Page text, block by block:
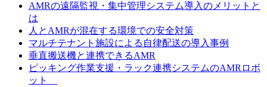
AMRの遠隔監視・集中管理システム導入のメリットと
は
人とAMRが混在する環境での安全対策
マルチテナント施設による自律配送の導入事例
垂直搬送機と連携できるAMR
ピッキング作業支援・ラック連携システムのAMRロボ
ット